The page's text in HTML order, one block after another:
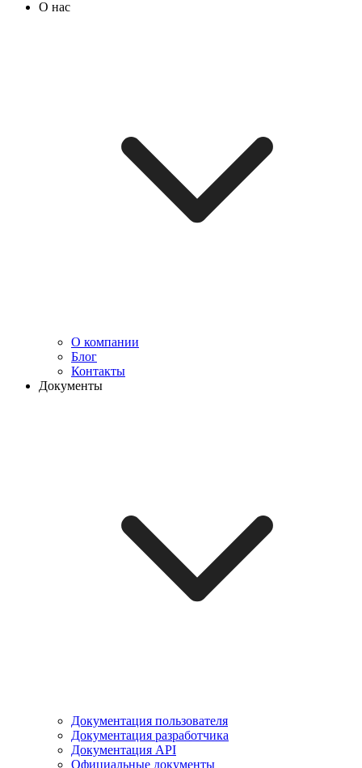
О нас
О компании
Блог
Контакты
Документы
Документация пользователя
Документация разработчика
Документация API
Официальные документы